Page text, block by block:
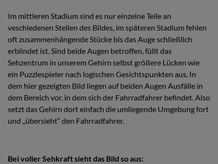
Im mittleren Stadium sind es nur einzelne Teile an
veschiedenen Stellen des Bildes, im späteren Stadium fehlen
oft zusammenhängende Stücke bis das Auge schließlich
erblindet ist. Sind beide Augen betroffen, füllt das
Sehzentrum in unserem Gehirn selbst größere Lücken wie
ein Puzzlespieler nach logischen Gesichtspunkten aus. In
dem hier gezeigten Bild liegen auf beiden Augen Ausfälle in
dem Bereich vor, in dem sich der Fahrradfahrer befindet. Also
setzt das Gehirn dort einfach die umliegende Umgebung fort
und „übersieht“ den Fahrradfahrer.
Bei voller Sehkraft sieht das Bild so aus: